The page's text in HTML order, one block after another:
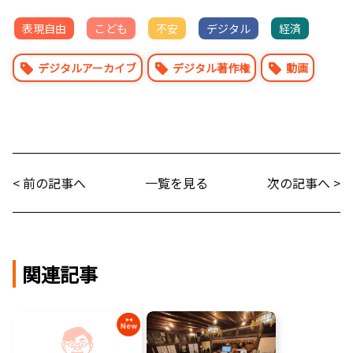
表現自由 こども 不安 デジタル 経済
デジタルアーカイブ デジタル著作権 動画
< 前の記事へ 一覧を見る 次の記事へ >
関連記事